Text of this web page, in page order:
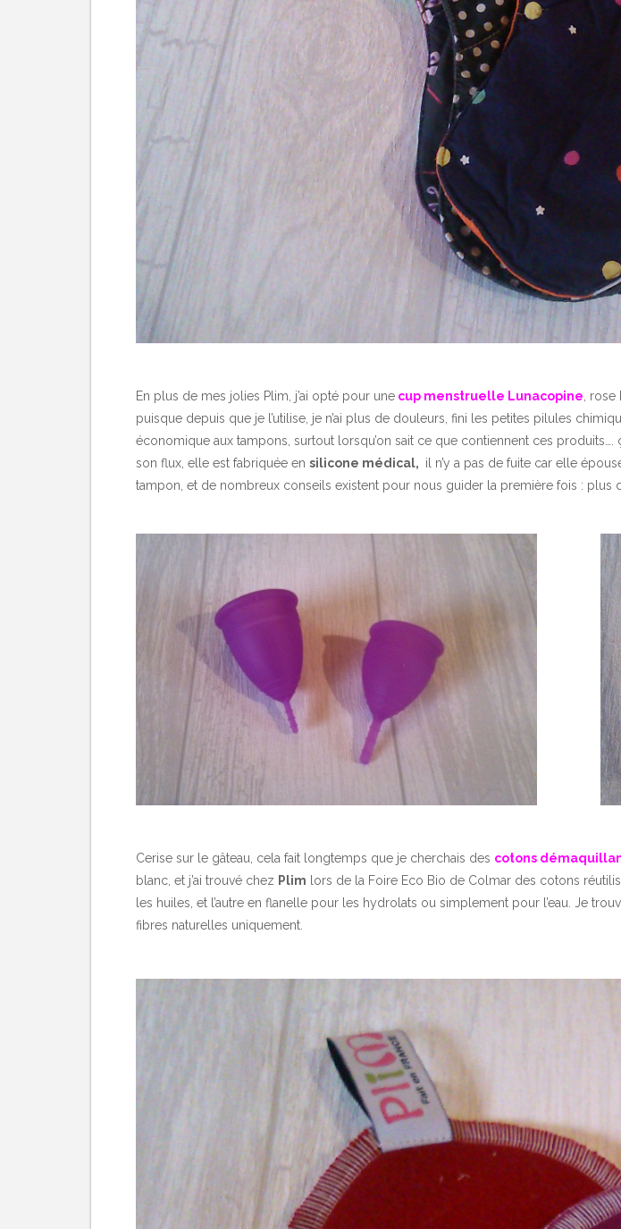
En plus de mes jolies Plim, j’ai opté pour une cup menstruelle Lunacopine, rose
puisque depuis que je l’utilise, je n’ai plus de douleurs, fini les petites pilules
économique aux tampons, surtout lorsqu’on sait ce que contiennent ces
son flux, elle est fabriquée en silicone médical, il n’y a pas de fuite car elle
tampon, et de nombreux conseils existent pour nous guider la première fois : plus
Cerise sur le gâteau, cela fait longtemps que je cherchais des cotons
blanc, et j’ai trouvé chez Plim lors de la Foire Eco Bio de Colmar des cotons
les huiles, et l’autre en flanelle pour les hydrolats ou simplement pour l’eau. Je
fibres naturelles uniquement.